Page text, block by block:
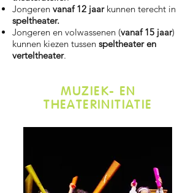
Jongeren vanaf 12 jaarkunnen terecht in
speltheater.
Jongeren en volwassenen (vanaf 15 jaar)
kunnen kiezen tussen speltheater en
verteltheater.
MUZIEK- EN
THEATERINITIATIE